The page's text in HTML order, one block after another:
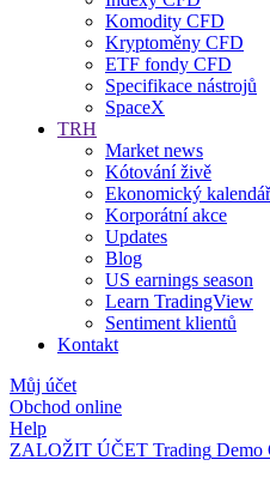
Komodity CFD
Kryptoměny CFD
ETF fondy CFD
Specifikace nástrojů
SpaceX
TRH
Market news
Kótování živě
Ekonomický kalendář
Korporátní akce
Updates
Blog
US earnings season
Learn TradingView
Sentiment klientů
Kontakt
Můj účet
Obchod online
Help
ZALOŽIT ÚČET Trading Demo